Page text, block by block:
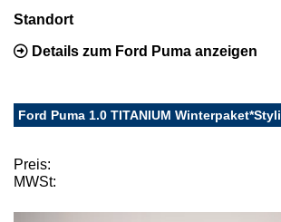
Standort
Details zum Ford Puma anzeigen
Ford Puma 1.0 TITANIUM
Preis:
MWSt: